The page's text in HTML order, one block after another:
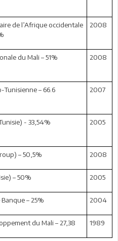
de l’Afrique occidentale
2008
du Mali – 51% 2008
Tunisienne – 66.6 2007
- 33,54% 2005
– 50,5% 2008
– 50% 2005
– 25% 2004
du Mali – 27,38 1989